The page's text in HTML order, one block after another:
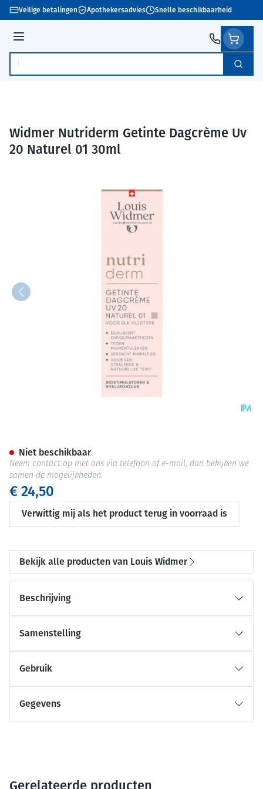
Ga naar de inhoud
Veilige betalingen Apothekersadvies Snelle beschikbaarheid
Menu
Product, merk, categorie... Zoek
Widmer Nutriderm Getinte Dagcrème Uv
20 Naturel 01 30ml
€ 24,50
Verwittig mij als het product terug in voorraad is
Niet beschikbaar
Neem contact op met ons via telefoon of e-mail, dan bekijken we
samen de mogelijkheden.
Bekijk alle producten van Louis Widmer
Beschrijving
Samenstelling
Gebruik
Gegevens
Gerelateerde producten